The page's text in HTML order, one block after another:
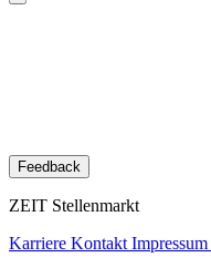
Feedback
ZEIT Stellenmarkt
Karriere Kontakt Impressum